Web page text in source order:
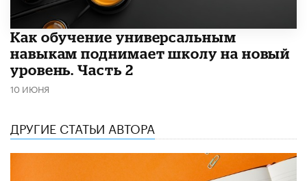
​Как обучение универсальным
навыкам поднимает школу на новый
уровень. Часть 2
10 ИЮНЯ
ДРУГИЕ СТАТЬИ АВТОРА